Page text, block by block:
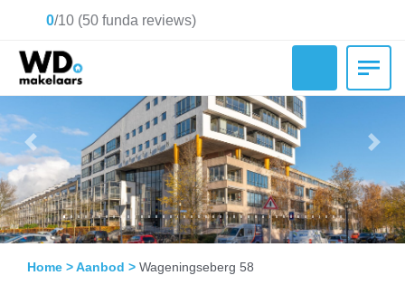
0/10 (50 funda reviews)
Previous
Home >Aanbod > Wageningseberg 58